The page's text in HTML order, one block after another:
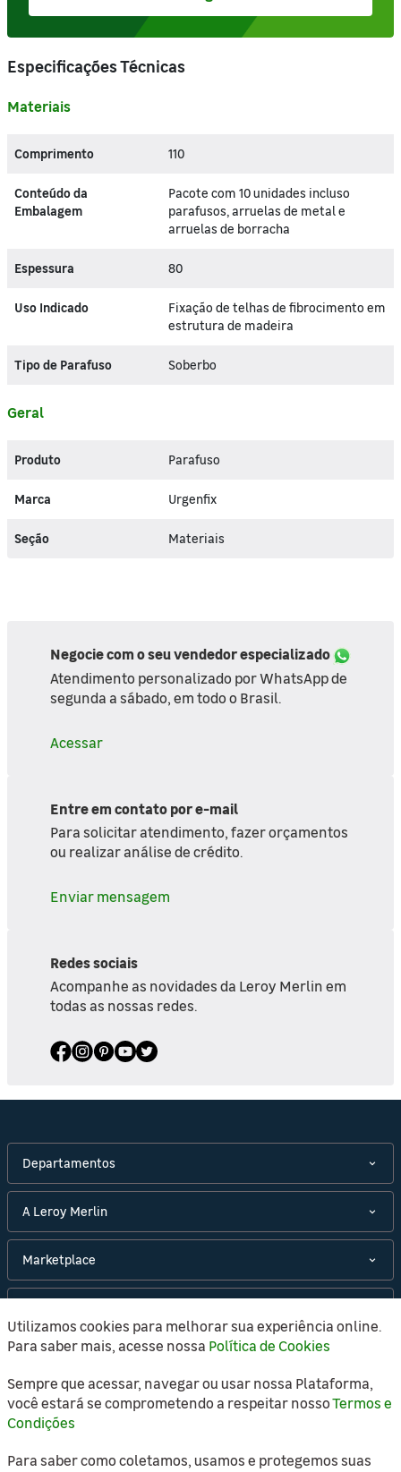
Especificações Técnicas
Materiais
Comprimento 110
Conteúdo da
Embalagem
Pacote com 10 unidades incluso
parafusos, arruelas de metal e
arruelas de borracha
Espessura 80
Uso Indicado
Fixação de telhas de fibrocimento em
estrutura de madeira
Tipo de Parafuso Soberbo
Geral
Produto Parafuso
Marca Urgenfix
Seção Materiais
Negocie com o seu vendedor especializado
Atendimento personalizado por WhatsApp de
segunda a sábado, em todo o Brasil.
Acessar
Entre em contato por e-mail
Para solicitar atendimento, fazer orçamentos
ou realizar análise de crédito.
Enviar mensagem
Redes sociais
Acompanhe as novidades da Leroy Merlin em
todas as nossas redes.
Departamentos
A Leroy Merlin
Marketplace
Atendimento
Copyright © 2021 Leroy Merlin, todos os direitos
Utilizamos cookies para melhorar sua experiência online.
Para saber mais, acesse nossa Política de Cookies
Sempre que acessar, navegar ou usar nossa Plataforma,
você estará se comprometendo a respeitar nossoTermos e
Condições
Para saber como coletamos, usamos e protegemos suas